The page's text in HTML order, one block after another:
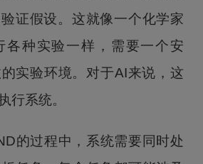
证假设。这就像一个化学家
各种实验一样，需要一个安
实验环境。对于AI来说，这
行系统。
的过程中，系统需要同时处